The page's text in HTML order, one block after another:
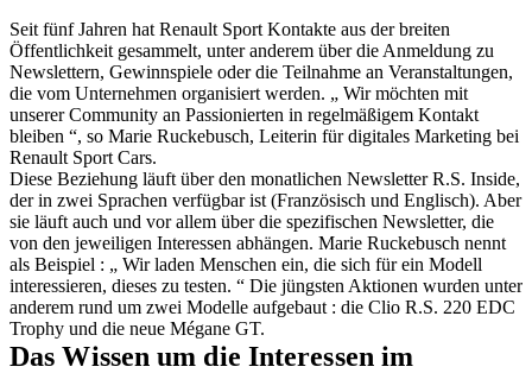
Seit fünf Jahren hat Renault Sport Kontakte aus der breiten
Öffentlichkeit gesammelt, unter anderem über die Anmeldung zu
Newslettern, Gewinnspiele oder die Teilnahme an Veranstaltungen,
die vom Unternehmen organisiert werden. „ Wir möchten mit
unserer Community an Passionierten in regelmäßigem Kontakt
bleiben “, so Marie Ruckebusch, Leiterin für digitales Marketing bei
Renault Sport Cars.
Diese Beziehung läuft über den monatlichen Newsletter R.S. Inside,
der in zwei Sprachen verfügbar ist (Französisch und Englisch). Aber
sie läuft auch und vor allem über die spezifischen Newsletter, die
von den jeweiligen Interessen abhängen. Marie Ruckebusch nennt
als Beispiel : „ Wir laden Menschen ein, die sich für ein Modell
interessieren, dieses zu testen. “ Die jüngsten Aktionen wurden unter
anderem rund um zwei Modelle aufgebaut : die Clio R.S. 220 EDC
Trophy und die neue Mégane GT.
Das Wissen um die Interessen im